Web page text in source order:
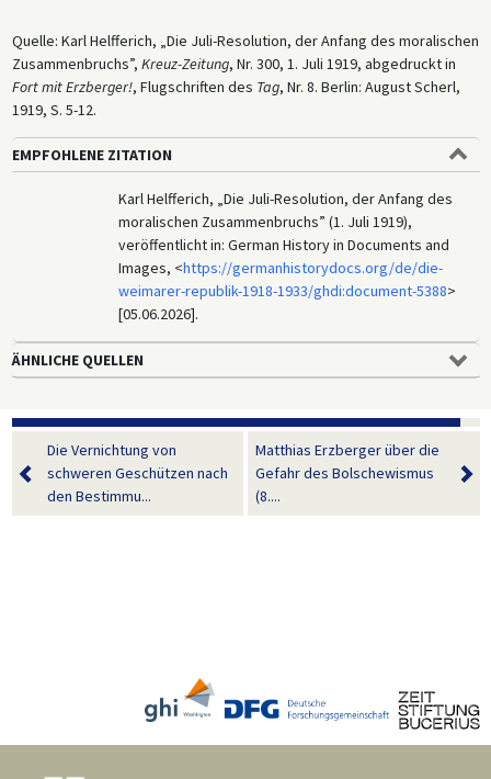
Quelle: Karl Helfferich, „Die Juli-Resolution, der Anfang des moralischen
Zusammenbruchs”, Kreuz-Zeitung, Nr. 300, 1. Juli 1919, abgedruckt in
Fort mit Erzberger!, Flugschriften des Tag, Nr. 8. Berlin: August Scherl,
1919, S. 5-12.
EMPFOHLENE ZITATION
Karl Helfferich, „Die Juli-Resolution, der Anfang des
moralischen Zusammenbruchs” (1. Juli 1919),
veröffentlicht in: German History in Documents and
Images, <https://germanhistorydocs.org/de/die-
weimarer-republik-1918-1933/ghdi:document-5388>
[05.06.2026].
ÄHNLICHE QUELLEN
Die Vernichtung von
schweren Geschützen nach
den Bestimmu...
Matthias Erzberger über die
Gefahr des Bolschewismus
(8....